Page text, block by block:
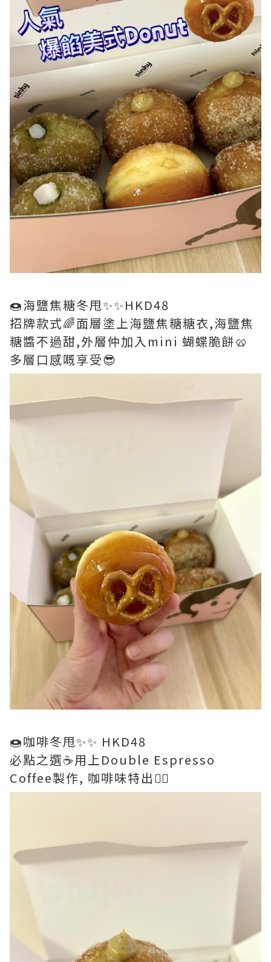
🍩海鹽焦糖冬甩✨✨HKD48
招牌款式🌈面層塗上海鹽焦糖糖衣,海鹽焦
糖醬不過甜,外層仲加入mini 蝴蝶脆餅🥨
多層口感嘅享受😎
🍩咖啡冬甩✨✨ HKD48
必點之選☕️用上Double Espresso
Coffee製作, 咖啡味特出👍🏻